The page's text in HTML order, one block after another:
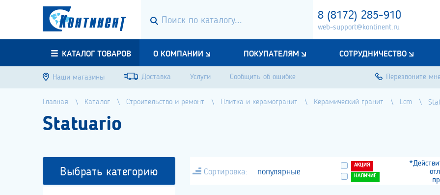
8 (8172) 285-910
web-support@kontinent.ru
КАТАЛОГ ТОВАРОВ О КОМПАНИИ ПОКУПАТЕЛЯМ СОТРУДНИЧЕСТВО
Наши магазины Доставка Услуги Сообщить об ошибке Перезвоните
Главная Каталог Строительство и ремонт Плитка и керамогранит Керамический гранит Lcm
Statuario
Выбрать категорию Сортировка: популярные
АКЦИЯ
НАЛИЧИЕ